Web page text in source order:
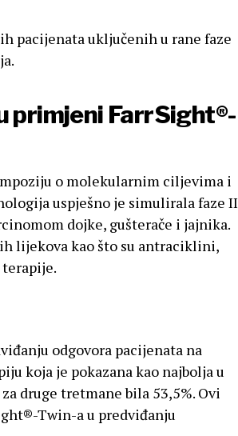
pacijenata uključenih u rane faze
primjeni FarrSight®-
o molekularnim ciljevima i
uspješno je simulirala faze II
dojke, gušterače i jajnika.
lijekova kao što su antraciklini,
odgovora pacijenata na
koja je pokazana kao najbolja u
druge tretmane bila 53,5%. Ovi
Twin-a u predviđanju